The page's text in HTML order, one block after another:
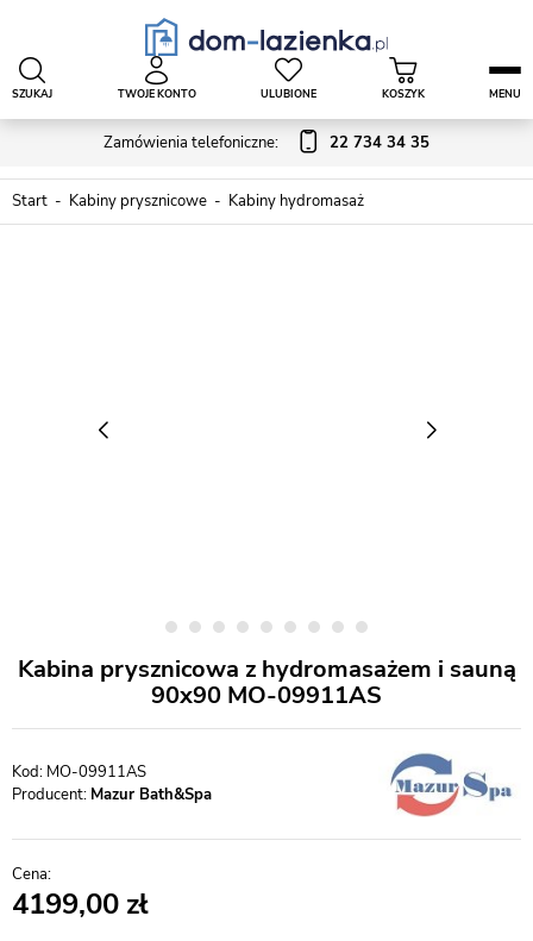
Zamówienia telefoniczne: 22 734 34 35
SZUKAJ TWOJE KONTO ULUBIONE KOSZYK MENU
Start Kabiny prysznicowe Kabiny hydromasaż
Kabina prysznicowa z hydromasażem i sauną
90x90 MO-09911AS
MO-09911AS
Producent: Mazur Bath&Spa
4199,00